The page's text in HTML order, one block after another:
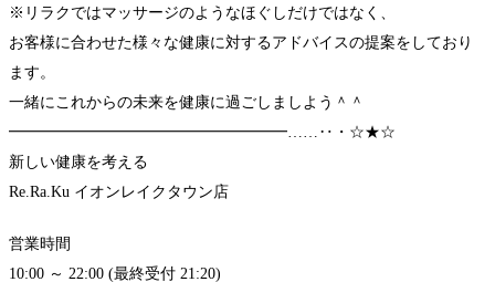
※リラクではマッサージのようなほぐしだけではなく、
お客様に合わせた様々な健康に対するアドバイスの提案をしており
ます。
一緒にこれからの未来を健康に過ごしましよう＾＾
━━━━━━━━━━━━━━━━━━……‥・☆★☆
新しい健康を考える
Re.Ra.Ku イオンレイクタウン店
営業時間
10:00 ～ 22:00 (最終受付 21:20)